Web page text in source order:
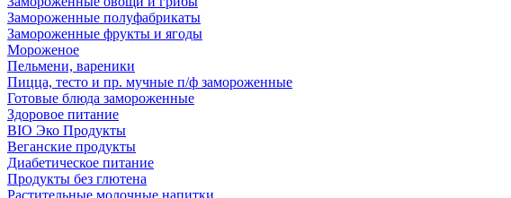
Замороженные полуфабрикаты
Замороженные фрукты и ягоды
Мороженое
Пельмени, вареники
Пицца, тесто и пр. мучные п/ф замороженные
Готовые блюда замороженные
Здоровое питание
BIO Эко Продукты
Веганские продукты
Диабетическое питание
Продукты без глютена
Растительные молочные напитки